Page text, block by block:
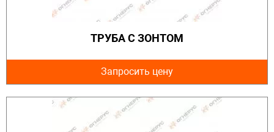
ТРУБА С ЗОНТОМ
Запросить цену